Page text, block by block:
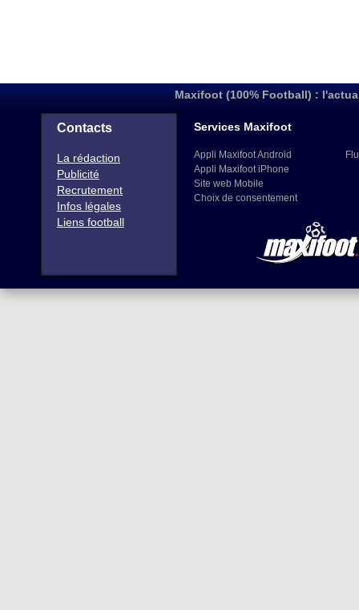
Maxifoot (100% Football) :
Contacts
La rédaction
Publicité
Recrutement
Infos légales
Liens football
Services Maxifoot
Appli Maxifoot Android
Appli Maxifoot iPhone
Site web Mobile
Choix de consentement